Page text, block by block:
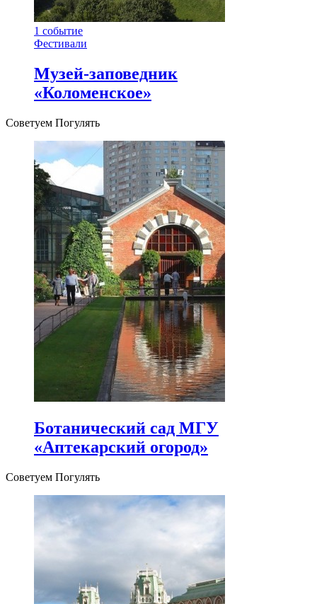
1 событие
Фестивали
Музей-заповедник
«Коломенское»
Советуем Погулять
Ботанический сад МГУ
«Аптекарский огород»
Советуем Погулять